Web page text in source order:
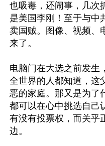
也吸毒，还闹事，几次
是美国李刚！至于与中
卖国贼。图像、视频、
来了。
电脑门在大选之前发生
全世界的人都知道，这
恶的家庭。那又是为了
都可以在心中挑选自己
有没有投票权，而关乎
边。